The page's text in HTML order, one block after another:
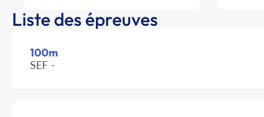
Liste des épreuves
100m
SEF -